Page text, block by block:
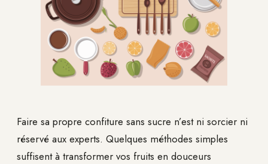
Faire sa propre confiture sans sucre n’est ni sorcier ni
réservé aux experts. Quelques méthodes simples
suffisent à transformer vos fruits en douceurs